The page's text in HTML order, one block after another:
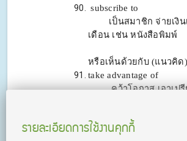
เป็นสมาชิก จ่ายเงิน
เดือน เช่น หนังสือพิมพ์
หรือเห็นด้วยกับ (แนวคิด)
take
คว้าโอกาส เอาเปรี
ได้รับอำนาจในการ
รายละเอียดการใช้งานคุกกี้